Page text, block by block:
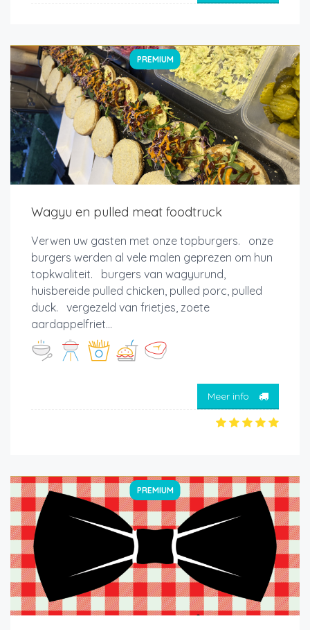
PREMIUM
Wagyu en pulled meat foodtruck
Verwen uw gasten met onze topburgers. onze
burgers werden al vele malen geprezen om hun
topkwaliteit. burgers van wagyurund,
huisbereide pulled chicken, pulled porc, pulled
duck. vergezeld van frietjes, zoete
aardappelfriet...
Meer info
PREMIUM